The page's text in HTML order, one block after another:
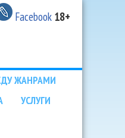
Facebook 18+
ЖАНРАМИ
УСЛУГИ